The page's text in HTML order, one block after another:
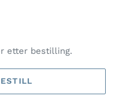
etter bestilling.